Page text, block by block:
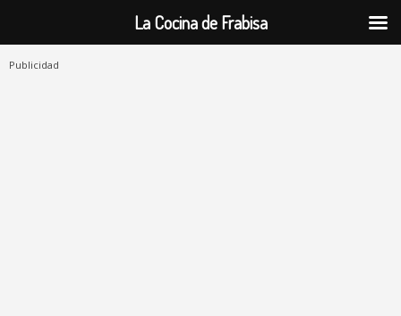
Publicidad
La Cocina de Frabisa